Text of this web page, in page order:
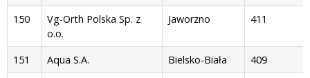
150
Vg-Orth Polska Sp. z
o.o.
Jaworzno 411
151 Aqua S.A. Bielsko-Biała
409